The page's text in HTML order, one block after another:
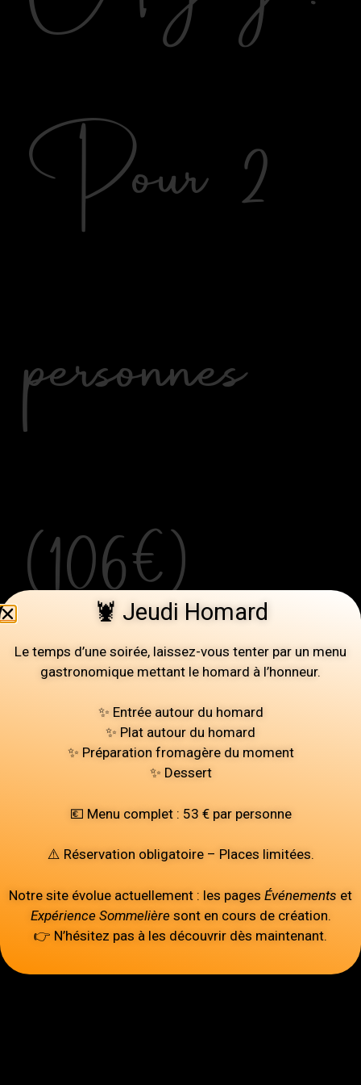
Pour 2
personnes
(106€)
Menu –
Au fil du
🦞 Jeudi Homard
Le temps d’une soirée, laissez-vous tenter par un menu
gastronomique mettant le homard à l’honneur.
✨ Entrée autour du homard
✨ Plat autour du homard
✨ Préparation fromagère du moment
✨ Dessert
💶 Menu complet : 53 € par personne
⚠️ Réservation obligatoire – Places limitées.
Notre site évolue actuellement : les pages Événements et
Expérience Sommelièresont en cours de création.
👉 N’hésitez pas à les découvrir dès maintenant.